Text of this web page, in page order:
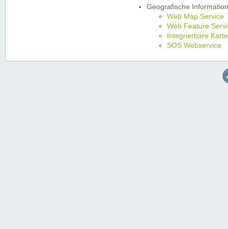
Geografische
Web Map Service
Web Feature
Integrierbare
SOS Webservice